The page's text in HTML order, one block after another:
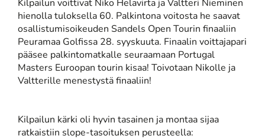
Kilpailun voittivat Niko Helavirta ja Valtteri Nieminen
hienolla tuloksella 60. Palkintona voitosta he saavat
osallistumisoikeuden Sandels Open Tourin finaaliin
Peuramaa Golfissa 28. syyskuuta. Finaalin voittajapari
pääsee palkintomatkalle seuraamaan Portugal
Masters Euroopan tourin kisaa! Toivotaan Nikolle ja
Valtterille menestystä finaaliin!
Kilpailun kärki oli hyvin tasainen ja montaa sijaa
ratkaistiin slope-tasoituksen perusteella: